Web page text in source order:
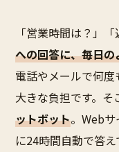
「営業時間は？」
への回答に、毎日
電話やメールで何
大きな負担です。そ
ットボット。Web
に24時間自動で答